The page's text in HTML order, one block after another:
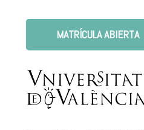
MATRÍCULA ABIERTA